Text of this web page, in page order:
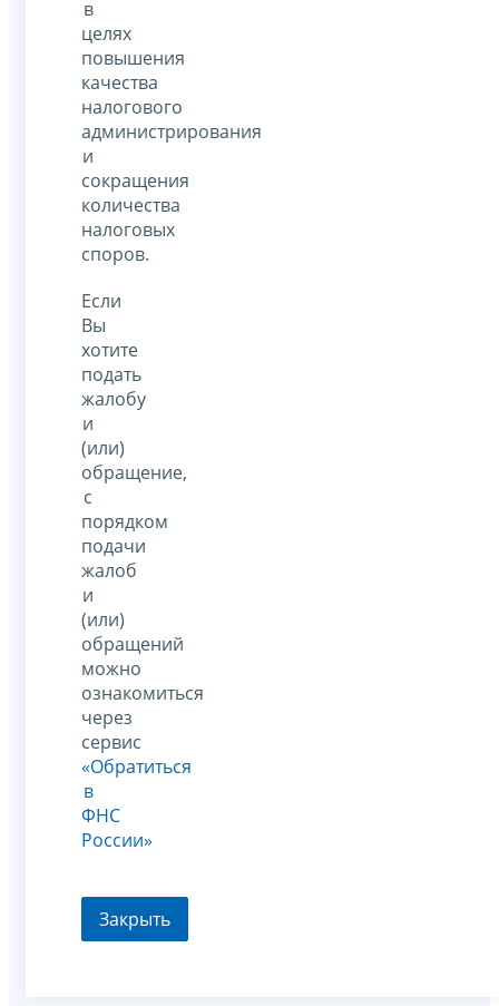
в
целях
повышения
качества
налогового
администрирования
и
сокращения
количества
налоговых
споров.
Если
Вы
хотите
подать
жалобу
и
(или)
обращение,
с
порядком
подачи
жалоб
и
(или)
обращений
можно
ознакомиться
через
сервис
«Обратиться
в
ФНС
России»
Закрыть